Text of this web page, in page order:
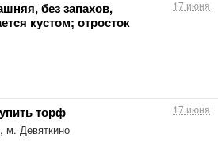
без запахов,
кустом; отросток
17 июня
торф 17 июня
м. Девяткино